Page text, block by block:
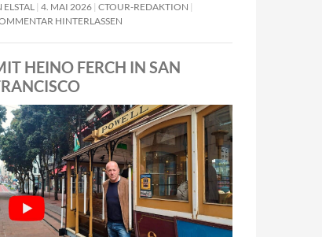
ELSTAL 4. MAI 2026 CTOUR-REDAKTION
HINTERLASSEN
HEINO FERCH IN SAN